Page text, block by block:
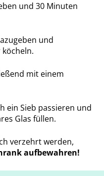
und 30 Minuten
und
mit einem
ein Sieb passieren und
Glas füllen.
verzehrt werden,
aufbewahren!